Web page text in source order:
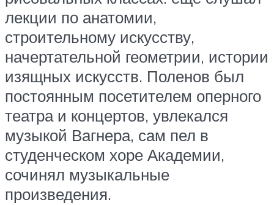
лекции по анатомии,
строительному искусству,
начертательной геометрии, истории
изящных искусств. Поленов был
постоянным посетителем оперного
театра и концертов, увлекался
музыкой Вагнера, сам пел в
студенческом хоре Академии,
сочинял музыкальные
произведения.